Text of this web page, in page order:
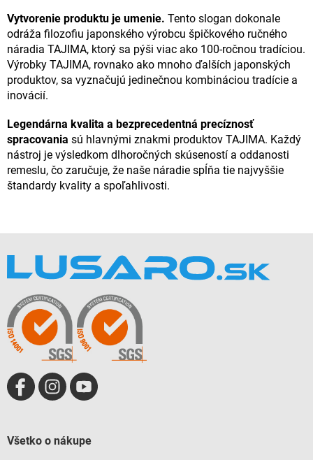
Vytvorenie produktu je umenie. Tento slogan dokonale
odráža filozofiu japonského výrobcu špičkového ručného
náradia TAJIMA, ktorý sa pýši viac ako 100-ročnou tradíciou.
Výrobky TAJIMA, rovnako ako mnoho ďalších japonských
produktov, sa vyznačujú jedinečnou kombináciou tradície a
inovácií.
Legendárna kvalita a bezprecedentná precíznosť
spracovania sú hlavnými znakmi produktov TAJIMA. Každý
nástroj je výsledkom dlhoročných skúseností a oddanosti
remeslu, čo zaručuje, že naše náradie spĺňa tie najvyššie
štandardy kvality a spoľahlivosti.
Všetko o nákupe